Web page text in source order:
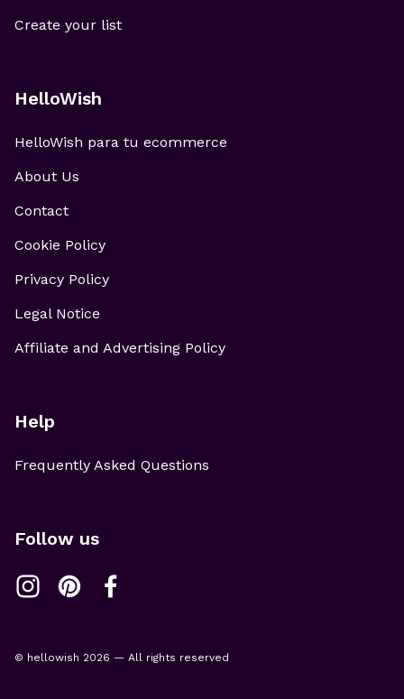
Create your list
HelloWish
HelloWish para tu ecommerce
About Us
Contact
Cookie Policy
Privacy Policy
Legal Notice
Affiliate and Advertising Policy
Help
Frequently Asked Questions
Follow us
© hellowish 2026 — All rights reserved